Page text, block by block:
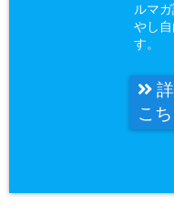
ルマ
やし
す。
こ